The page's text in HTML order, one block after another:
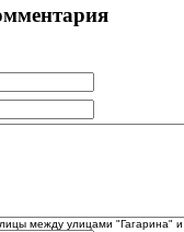
между улицами "Гагарина"